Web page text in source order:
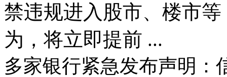
禁违规进入股市、楼市
为，将立即提前 ...
多家银行紧急发布声明：